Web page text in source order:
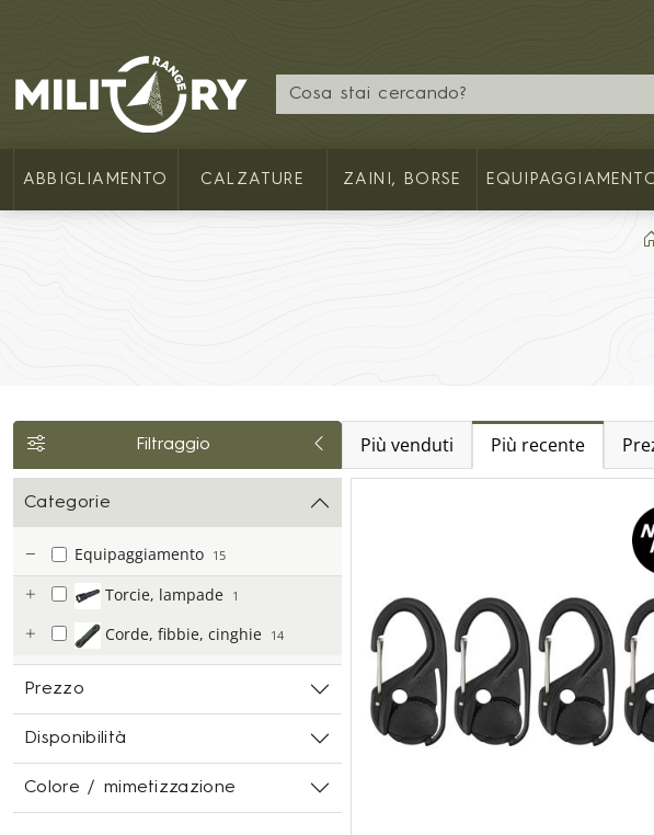
MILITARY RANGE IT
ABBIGLIAMENTO CALZATURE ZAINI, BORSE
Filtraggio Più venduti Più recente
Categorie
Equipaggiamento 15
Torcie, lampade 1
Corde, fibbie, cinghie 14
Prezzo
Disponibilità
Colore / mimetizzazione